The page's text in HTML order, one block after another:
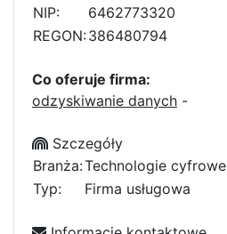
NIP:
6462773320
REGON:386480794
Co oferuje firma:
odzyskiwanie danych -
Szczegóły
Branża:Technologie cyfrowe
Typ:
Firma usługowa